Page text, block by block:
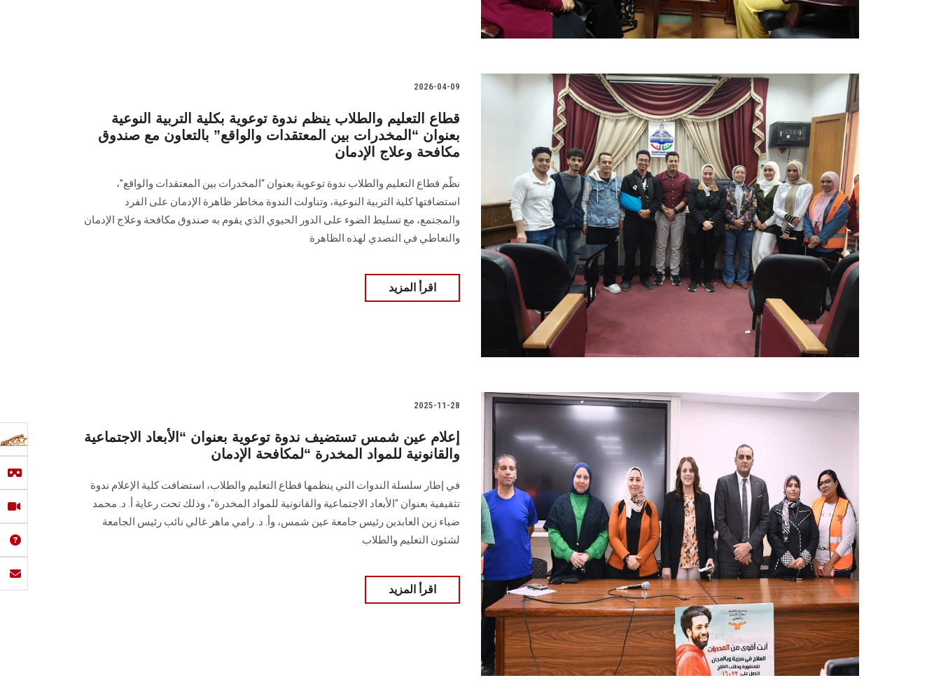
2026-04-09
قطاع التعليم والطلاب ينظم ندوة توعوية بكلية التربية النوعية
بعنوان “المخدرات بين المعتقدات والواقع” بالتعاون مع صندوق
مكافحة وعلاج الإدمان
نظّم قطاع التعليم والطلاب ندوة توعوية بعنوان “المخدرات بين المعتقدات والواقع”،
استضافتها كلية التربية النوعية، وتناولت الندوة مخاطر ظاهرة الإدمان على الفرد
والمجتمع، مع تسليط الضوء على الدور الحيوي الذي يقوم به صندوق مكافحة وعلاج الإدمان
والتعاطي في التصدي لهذه الظاهرة
اقرأ المزيد
2025-11-28
إعلام عين شمس تستضيف ندوة توعوية بعنوان “الأبعاد الاجتماعية
والقانونية للمواد المخدرة “لمكافحة الإدمان
في إطار سلسلة الندوات التي ينظمها قطاع التعليم والطلاب، استضافت كلية الإعلام ندوة
تثقيفية بعنوان "الأبعاد الاجتماعية والقانونية للمواد المخدرة"، وذلك تحت رعاية أ. د. محمد
ضياء زين العابدين رئيس جامعة عين شمس، وأ. د. رامي ماهر غالي نائب رئيس الجامعة
لشئون التعليم والطلاب
اقرأ المزيد